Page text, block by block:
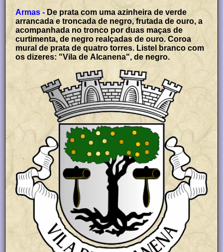
Armas - De prata com uma azinheira de verde
arrancada e troncada de negro, frutada de ouro, a
acompanhada no tronco por duas maças de
curtimenta, de negro realçadas de ouro. Coroa
mural de prata de quatro torres. Listel branco com
os dizeres: "Vila de Alcanena", de negro.